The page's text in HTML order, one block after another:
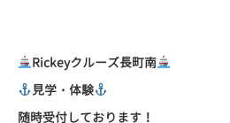
Rickeyクルーズ長町南
見学・体験
随時受付しております！